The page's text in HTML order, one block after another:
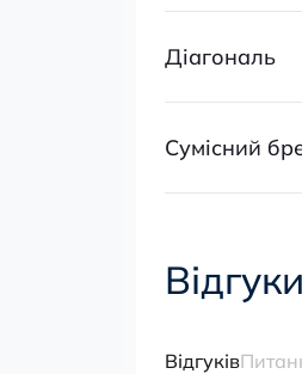
Діагональ
Сумісний
Відгуків